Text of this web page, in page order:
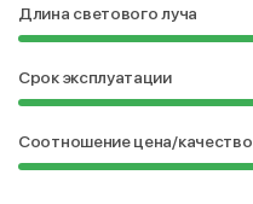
Длина светового луча
Срок эксплуатации
Соотношение цена/качество